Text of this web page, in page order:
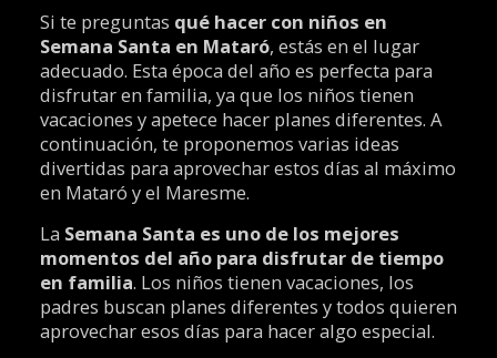
Si te preguntas qué hacer con niños en
Semana Santa en Mataró, estás en el lugar
adecuado. Esta época del año es perfecta para
disfrutar en familia, ya que los niños tienen
vacaciones y apetece hacer planes diferentes. A
continuación, te proponemos varias ideas
divertidas para aprovechar estos días al máximo
en Mataró y el Maresme.
La Semana Santa es uno de los mejores
momentos del año para disfrutar de tiempo
en familia. Los niños tienen vacaciones, los
padres buscan planes diferentes y todos quieren
aprovechar esos días para hacer algo especial.